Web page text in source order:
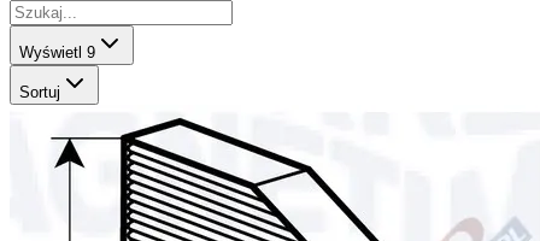
Wyświetl 9
Sortuj